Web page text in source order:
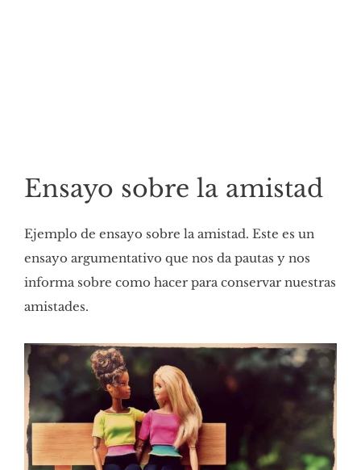
Ensayo sobre la amistad
Ejemplo de ensayo sobre la amistad. Este es un
ensayo argumentativo que nos da pautas y nos
informa sobre como hacer para conservar nuestras
amistades.